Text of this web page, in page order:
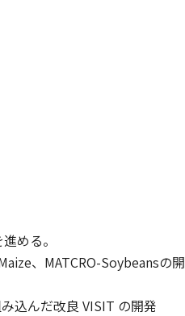
める。
、MATCRO-Soybeansの開
込んだ改良 VISIT の開発